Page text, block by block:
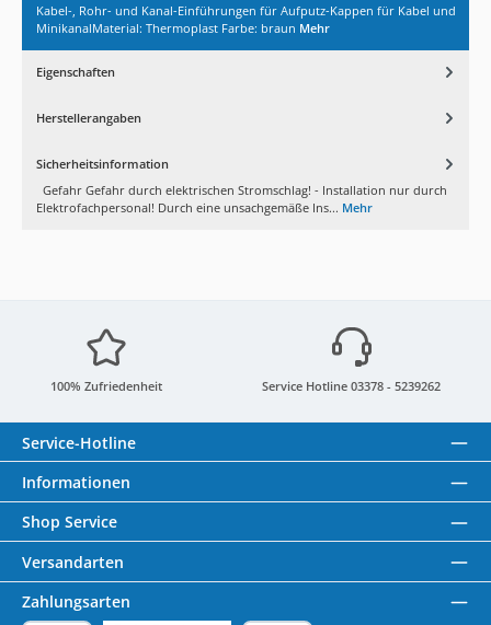
Kabel-, Rohr- und Kanal-Einführungen für Aufputz-Kappen für Kabel und
MinikanalMaterial: Thermoplast Farbe: braun Mehr
Eigenschaften
Herstellerangaben
Sicherheitsinformation
Gefahr Gefahr durch elektrischen Stromschlag! - Installation nur durch
Elektrofachpersonal! Durch eine unsachgemäße Ins... Mehr
100% Zufriedenheit Service Hotline 03378 - 5239262
Service-Hotline
Informationen
Shop Service
Versandarten
Zahlungsarten